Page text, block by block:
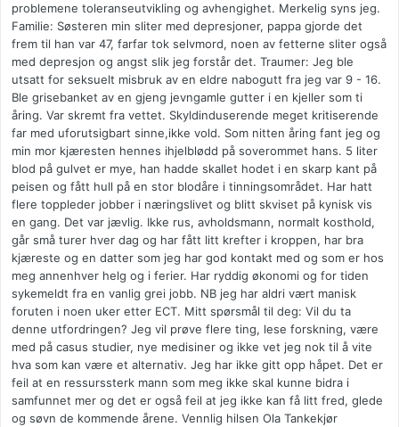
problemene toleranseutvikling og avhengighet. Merkelig syns jeg.
Familie: Søsteren min sliter med depresjoner, pappa gjorde det
frem til han var 47, farfar tok selvmord, noen av fetterne sliter også
med depresjon og angst slik jeg forstår det. Traumer: Jeg ble
utsatt for seksuelt misbruk av en eldre nabogutt fra jeg var 9 - 16.
Ble grisebanket av en gjeng jevngamle gutter i en kjeller som ti
åring. Var skremt fra vettet. Skyldinduserende meget kritiserende
far med uforutsigbart sinne,ikke vold. Som nitten åring fant jeg og
min mor kjæresten hennes ihjelblødd på soverommet hans. 5 liter
blod på gulvet er mye, han hadde skallet hodet i en skarp kant på
peisen og fått hull på en stor blodåre i tinningsområdet. Har hatt
flere toppleder jobber i næringslivet og blitt skviset på kynisk vis
en gang. Det var jævlig. Ikke rus, avholdsmann, normalt kosthold,
går små turer hver dag og har fått litt krefter i kroppen, har bra
kjæreste og en datter som jeg har god kontakt med og som er hos
meg annenhver helg og i ferier. Har ryddig økonomi og for tiden
sykemeldt fra en vanlig grei jobb. NB jeg har aldri vært manisk
foruten i noen uker etter ECT. Mitt spørsmål til deg: Vil du ta
denne utfordringen? Jeg vil prøve flere ting, lese forskning, være
med på casus studier, nye medisiner og ikke vet jeg nok til å vite
hva som kan være et alternativ. Jeg har ikke gitt opp håpet. Det er
feil at en ressurssterk mann som meg ikke skal kunne bidra i
samfunnet mer og det er også feil at jeg ikke kan få litt fred, glede
og søvn de kommende årene. Vennlig hilsen Ola Tankekjør